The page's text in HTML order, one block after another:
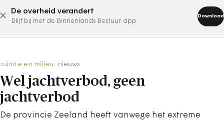
De overheid verandert
Blijf bij met de Binnenlands Bestuur app
Download
abonneer nu
ruimte en milieu nieuws
Wel jachtverbod, geen
jachtverbod
De provincie Zeeland heeft vanwege het extreme